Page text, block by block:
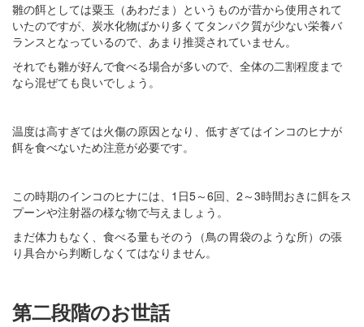
雛の餌としては粟玉（あわだま）というものが昔から使用されて
いたのですが、炭水化物ばかり多くてタンパク質が少ない栄養バ
ランスとなっているので、あまり推奨されていません。
それでも雛が好んで食べる場合が多いので、全体の二割程度まで
なら混ぜても良いでしょう。
温度は高すぎては火傷の原因となり、低すぎてはインコのヒナが
餌を食べないため注意が必要です。
この時期のインコのヒナには、1日5～6回、2～3時間おきに餌をス
プーンや注射器の様な物で与えましょう。
まだ体力もなく、食べる量もそのう（鳥の胃袋のような所）の張
り具合から判断しなくてはなりません。
第二段階のお世話